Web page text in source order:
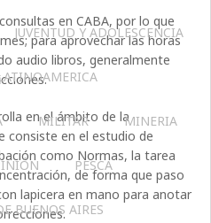
JUVENTUD Y ADOLESCENCIA
MILITAR MINERIA
PESCA
BUENOS AIRES
en CABA, por lo que
para aprovechar las horas
audio libros, generalmente
en el ámbito de la
consiste en el estudio de
como Normas, la tarea
de forma que paso
lapicera en mano para anotar